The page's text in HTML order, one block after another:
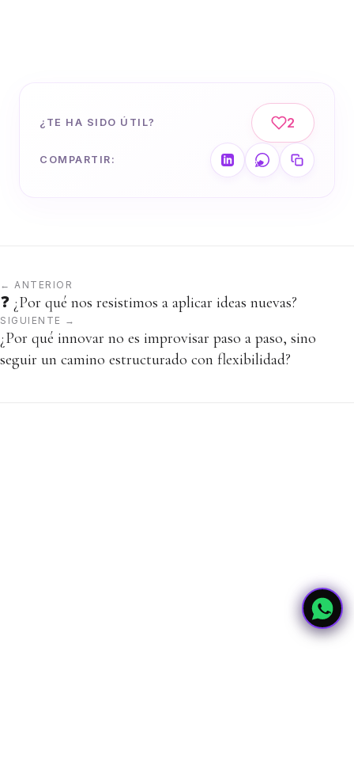
¿TE HA SIDO ÚTIL? 2
COMPARTIR:
← ANTERIOR
❓ ¿Por qué nos resistimos a aplicar ideas nuevas?
SIGUIENTE →
¿Por qué innovar no es improvisar paso a paso, sino
seguir un camino estructurado con flexibilidad?